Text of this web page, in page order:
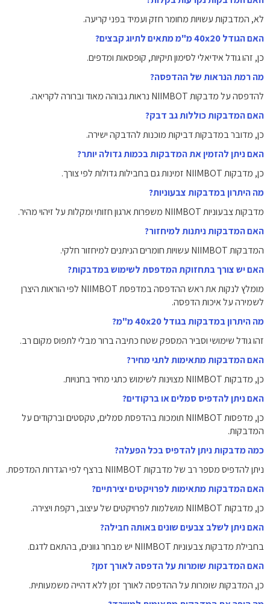
לא, המדבקות עשויות מחומר חזק ועמיד בפני קריעה.
האם הגודל 40x20 מ"מ מתאים לתיוג קבצים?
כן, זהו גודל אידיאלי לסימון תיקיות, קופסאות ומדפים.
מה רמת הנראות של ההדפסה?
להדפסה על מדבקות NIIMBOT נראות גבוהה מאוד וברורה לקריאה.
האם המדבקות כוללות גב דבק?
כן, מדובר במדבקות דביקות מוכנות להדבקה ישירה.
האם ניתן להזמין את המדבקות בכמות גדולה יותר?
כן, מדבקות NIIMBOT זמינות גם בחבילות גדולות לפי צורך.
מה היתרון במדבקות צבעוניות?
מדבקות צבעוניות NIIMBOT משפרות ארגון חזותי ומקלות על זיהוי מהיר.
האם המדבקות ניתנות למיחזור?
המדבקות NIIMBOT עשויות חומרים הניתנים למיחזור חלקי.
האם יש צורך בתחזוקת המדפסת לשימוש במדבקות?
מומלץ לנקות את ראש ההדפסה במדפסת NIIMBOT לפי הוראות היצרן
לשמירה על איכות הדפסה.
מה היתרון במדבקות בגודל 40x20 מ"מ?
זהו גודל שימושי וסביר המספק שטח כתיבה ברור מבלי לתפוס מקום רב.
האם המדבקות מתאימות לתגי מחיר?
כן, מדבקות NIIMBOT מצוינות לשימוש כתגי מחיר בחנויות.
האם ניתן להדפיס סמלים או ברקודים?
כן, מדפסות NIIMBOT תומכות בהדפסת סמלים, טקסטים וברקודים על
המדבקות.
כמה מדבקות ניתן להדפיס בכל הפעלה?
ניתן להדפיס מספר רב של מדבקות NIIMBOT ברצף לפי הגדרות המדפסת.
האם המדבקות מתאימות לפרויקטים יצירתיים?
כן, מדבקות NIIMBOT מושלמות לפרויקטים של עיצוב, רקפת ויצירה.
האם ניתן לשלב צבעים שונים באותה חבילה?
בחבילת מדבקות צבעוניות NIIMBOT יש מבחר גוונים, בהתאם לדגם.
האם המדבקות שומרות על הדפסה לאורך זמן?
כן, המדבקות שומרות על ההדפסה לאורך זמן ללא דהייה משמעותית.